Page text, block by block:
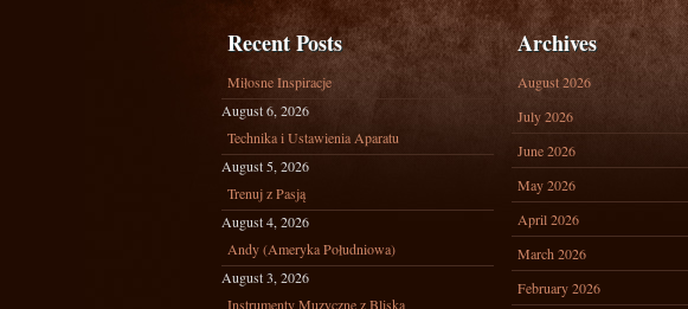
Recent Posts
Miłosne Inspiracje
August 6, 2026
Technika i Ustawienia Aparatu
August 5, 2026
Trenuj z Pasją
August 4, 2026
Andy (Ameryka Południowa)
August 3, 2026
Instrumenty Muzyczne z Bliska
Archives
August 2026
July 2026
June 2026
May 2026
April 2026
March 2026
February 2026